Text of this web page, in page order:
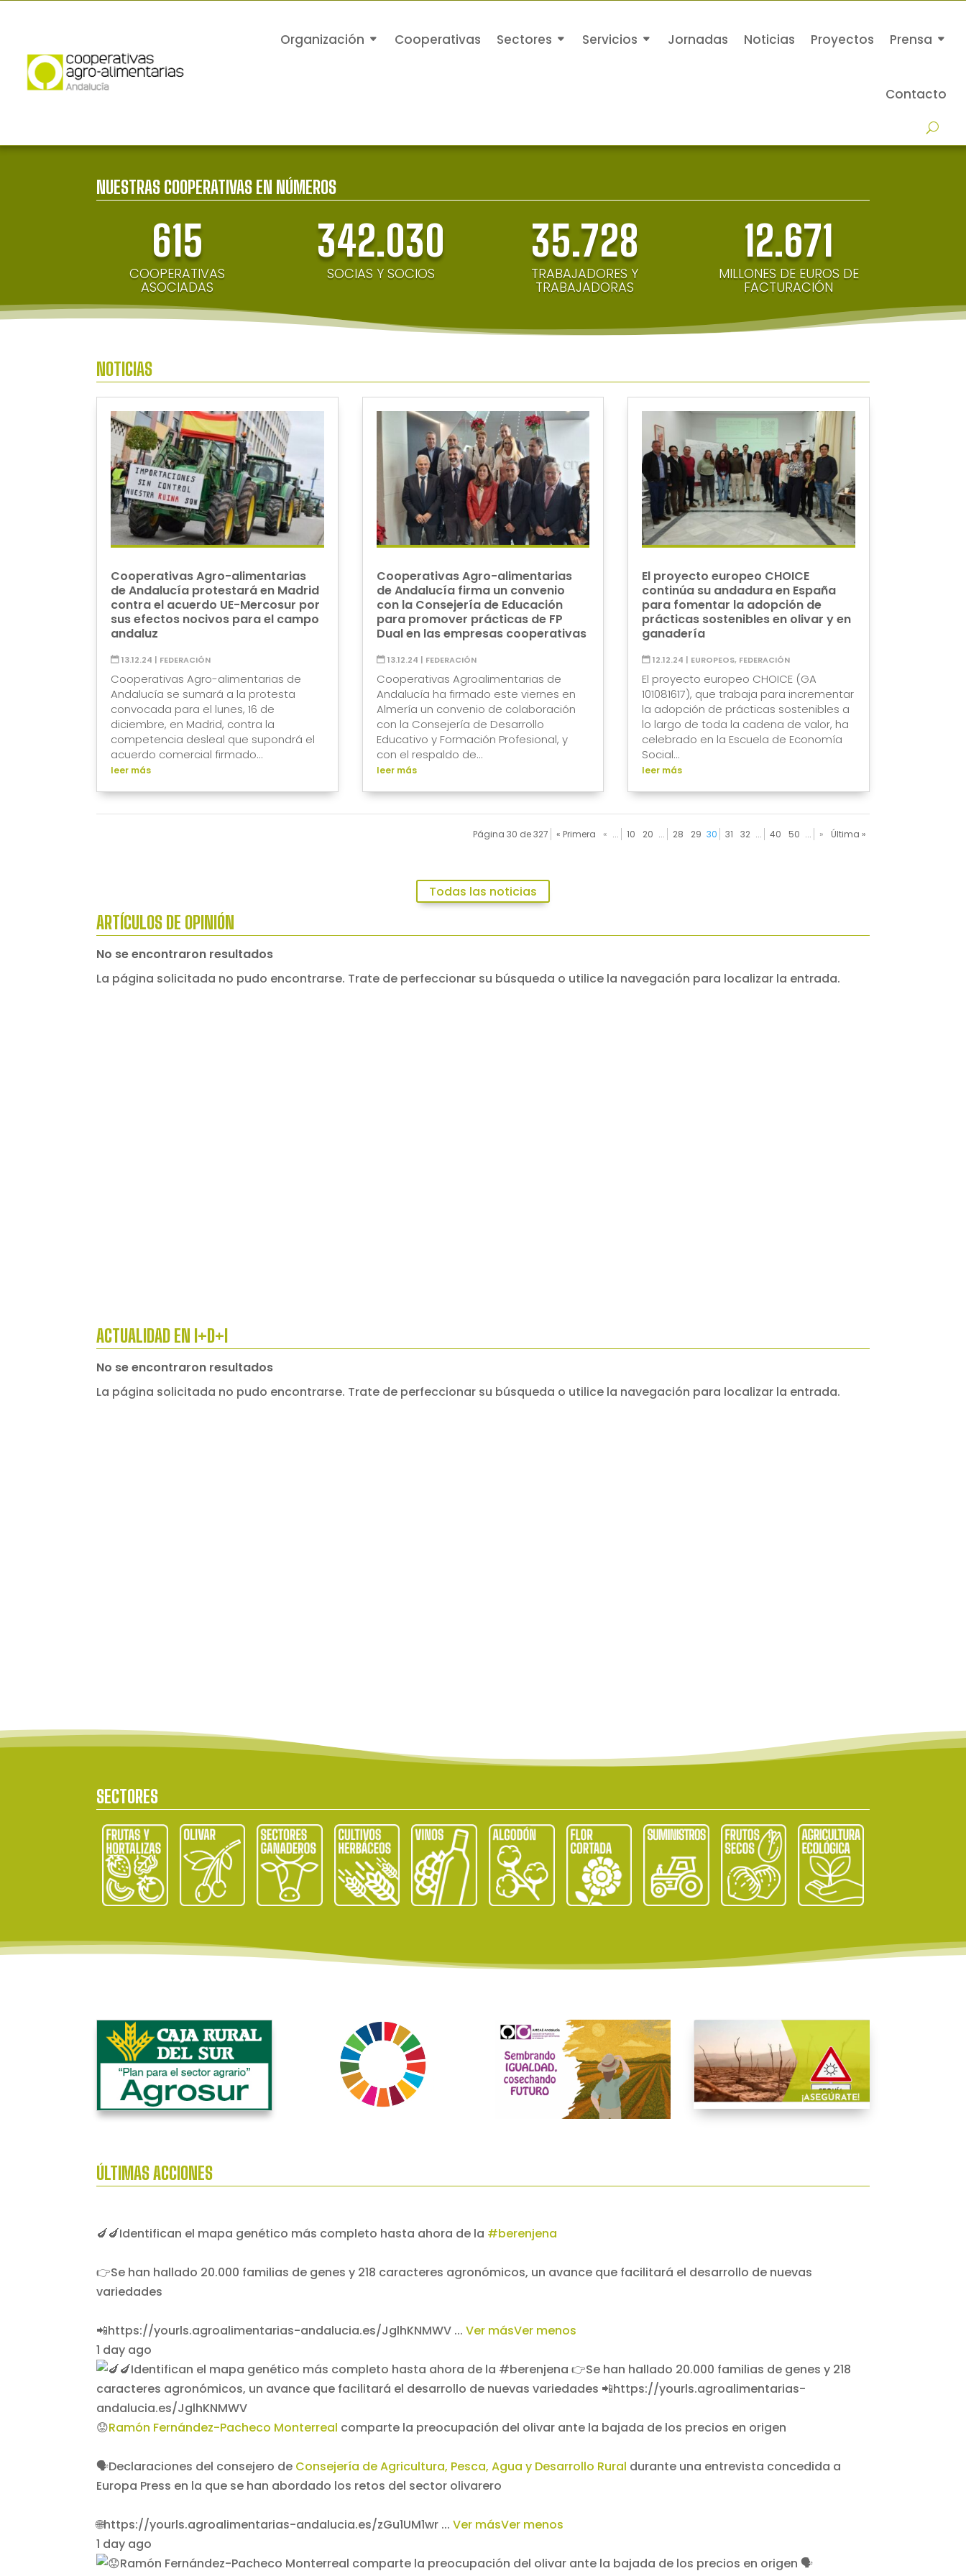
Organización Cooperativas Sectores Servicios Jornadas Noticias Proyectos Prensa
Contacto
NUESTRAS COOPERATIVAS EN NÚMEROS
615
COOPERATIVAS
ASOCIADAS
342.030
SOCIAS Y SOCIOS
35.728
TRABAJADORES Y
TRABAJADORAS
12.671
MILLONES DE EUROS DE
FACTURACIÓN
NOTICIAS
Cooperativas Agro-alimentarias
de Andalucía protestará en Madrid
contra el acuerdo UE-Mercosur por
sus efectos nocivos para el campo
andaluz
13.12.24 | FEDERACIÓN
Cooperativas Agro-alimentarias de
Andalucía se sumará a la protesta
convocada para el lunes, 16 de
diciembre, en Madrid, contra la
competencia desleal que supondrá el
acuerdo comercial firmado...
leer más
Cooperativas Agro-alimentarias
de Andalucía firma un convenio
con la Consejería de Educación
para promover prácticas de FP
Dual en las empresas cooperativas
13.12.24 | FEDERACIÓN
Cooperativas Agroalimentarias de
Andalucía ha firmado este viernes en
Almería un convenio de colaboración
con la Consejería de Desarrollo
Educativo y Formación Profesional, y
con el respaldo de...
leer más
El proyecto europeo CHOICE
continúa su andadura en España
para fomentar la adopción de
prácticas sostenibles en olivar y en
ganadería
12.12.24 | EUROPEOS, FEDERACIÓN
El proyecto europeo CHOICE (GA
101081617), que trabaja para incrementar
la adopción de prácticas sostenibles a
lo largo de toda la cadena de valor, ha
celebrado en la Escuela de Economía
Social...
leer más
Página 30 de 327 « Primera « ... 10 20 ... 28 29 30 31 32 ... 40 50 ... » Última »
Todas las noticias
ARTÍCULOS DE OPINIÓN
No se encontraron resultados
La página solicitada no pudo encontrarse. Trate de perfeccionar su búsqueda o utilice la navegación para localizar la entrada.
ACTUALIDAD EN I+D+I
No se encontraron resultados
La página solicitada no pudo encontrarse. Trate de perfeccionar su búsqueda o utilice la navegación para localizar la entrada.
SECTORES
ÚLTIMAS ACCIONES
🍆🍆Identifican el mapa genético más completo hasta ahora de la #berenjena
👉Se han hallado 20.000 familias de genes y 218 caracteres agronómicos, un avance que facilitará el desarrollo de nuevas
variedades
📲https://yourls.agroalimentarias-andalucia.es/JglhKNMWV ...Ver másVer menos
1 day ago
😟Ramón Fernández-Pacheco Monterreal comparte la preocupación del olivar ante la bajada de los precios en origen
🗣️Declaraciones del consejero de Consejería de Agricultura, Pesca, Agua y Desarrollo Rural durante una entrevista concedida a
Europa Press en la que se han abordado los retos del sector olivarero
🌐https://yourls.agroalimentarias-andalucia.es/zGu1UM1wr ...Ver másVer menos
1 day ago